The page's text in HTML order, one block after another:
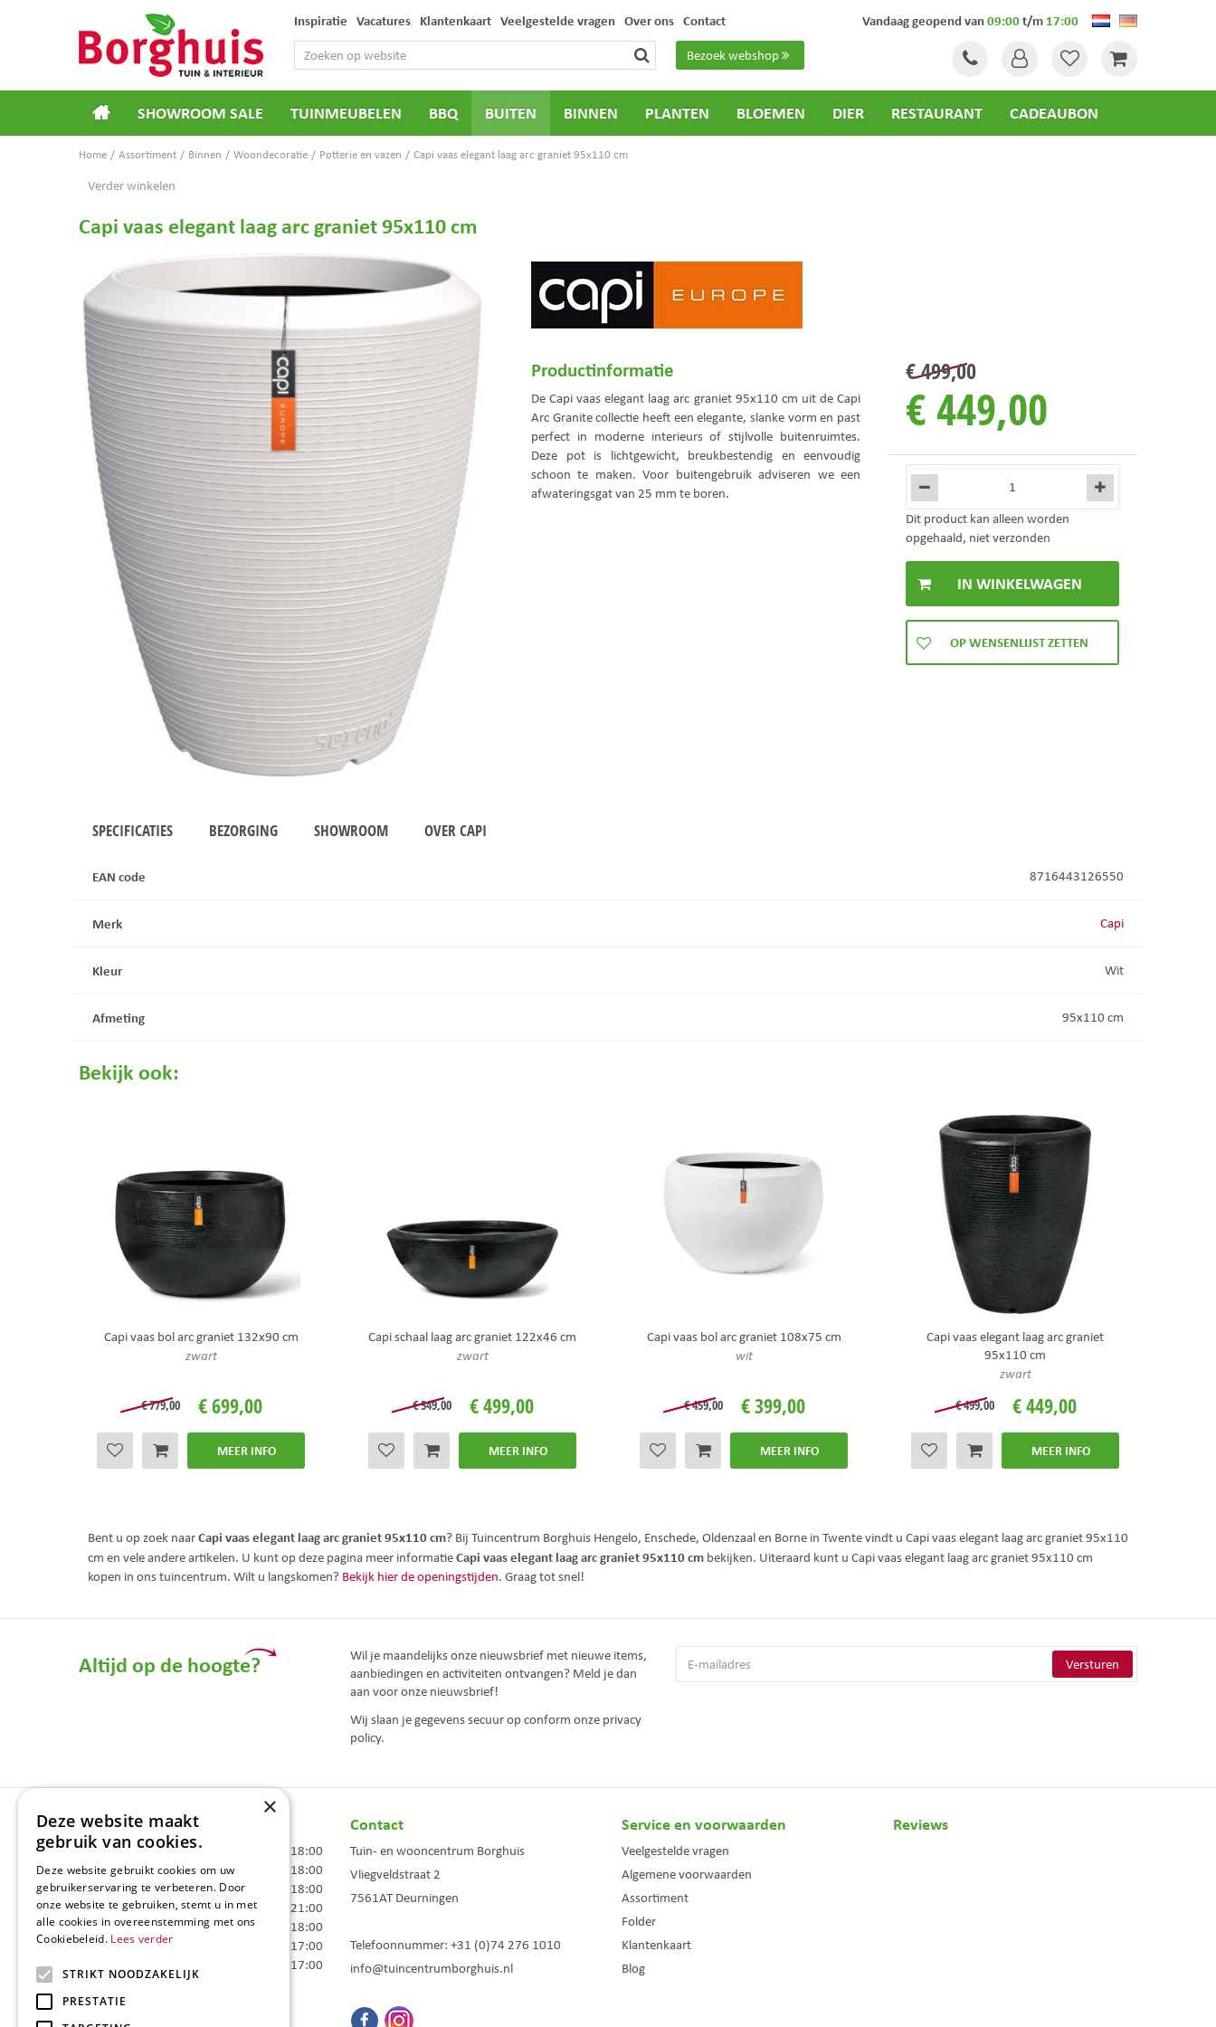
Home Assortiment Binnen Woondecoratie Potterie en vazen Capi vaas elegant laag arc graniet 95x110 cm
Bezoek webshop
Inspiratie Vacatures Klantenkaart Veelgestelde vragen Over ons Contact Vandaag geopend van09:00t/m17:00
SHOWROOM SALE TUINMEUBELEN BBQ BUITEN BINNEN PLANTEN BLOEMEN DIER RESTAURANT CADEAUBON
Verder winkelen
Capi vaas elegant laag arc graniet 95x110 cm
Productinformatie
De Capi vaas elegant laag arc graniet 95x110 cm uit de Capi
Arc Granite collectie heeft een elegante, slanke vorm en past
perfect in moderne interieurs of stijlvolle buitenruimtes.
Deze pot is lichtgewicht, breukbestendig en eenvoudig
schoon te maken. Voor buitengebruik adviseren we een
afwateringsgat van 25 mm te boren.
€499,00
€449,00
Dit product kan alleen worden
opgehaald, niet verzonden
SPECIFICATIES BEZORGING SHOWROOM OVER CAPI
EAN code 8716443126550
Merk Capi
Kleur Wit
Afmeting 95x110 cm
Bekijk ook:
Capi vaas bol arc graniet 132x90 cm
zwart
€779,00 €699,00
MEER INFO
Capi schaal laag arc graniet 122x46 cm
zwart
€549,00 €499,00
MEER INFO
Capi vaas bol arc graniet 108x75 cm
wit
€459,00 €399,00
MEER INFO
Capi vaas elegant laag arc graniet
95x110 cm
zwart
€499,00 €449,00
MEER INFO
Bent u op zoek naarCapi vaas elegant laag arc graniet 95x110 cm? Bij Tuincentrum Borghuis Hengelo, Enschede, Oldenzaal en Borne in Twente vindt u Capi vaas elegant laag arc graniet 95x110
cm en vele andere artikelen. U kunt op deze pagina meer informatieCapi vaas elegant laag arc graniet 95x110 cm bekijken. Uiteraard kunt u Capi vaas elegant laag arc graniet 95x110 cm
kopen in ons tuincentrum. Wilt u langskomen? Bekijk hier de openingstijden. Graag tot snel!
Altijd op de hoogte?
Wil je maandelijks onze nieuwsbrief met nieuwe items,
aanbiedingen en activiteiten ontvangen? Meld je dan
aan voor onze nieuwsbrief!
Wij slaan je gegevens secuur op conform onze privacy
policy.
Openingstijden
Maandag
09:00 - 18:00
Dinsdag
09:00 - 18:00
Woensdag
09:00 - 18:00
Donderdag
09:00 - 21:00
Vrijdag
09:00 - 18:00
Zaterdag
09:00 - 17:00
10:00 - 17:00
Toon alle openingstijden
Contact
Tuin- en wooncentrum Borghuis
Vliegveldstraat 2
7561AT Deurningen
Telefoonnummer: +31 (0)74 276 1010
info@tuincentrumborghuis.nl
Service en voorwaarden
Veelgestelde vragen
Algemene voorwaarden
Assortiment
Folder
Klantenkaart
Blog
Reviews
×
Deze website maakt
gebruik van cookies.
Deze website gebruikt cookies om uw
gebruikerservaring te verbeteren. Door
onze website te gebruiken, stemt u in met
alle cookies in overeenstemming met ons
Cookiebeleid. Lees verder
STRIKT NOODZAKELIJK
PRESTATIE